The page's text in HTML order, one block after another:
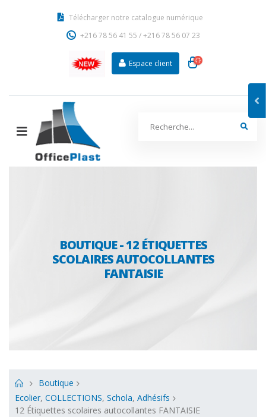
Télécharger notre catalogue numérique
+216 78 56 41 55 /+216 78 56 07 23
Espace client
BOUTIQUE - 12 ÉTIQUETTES
SCOLAIRES AUTOCOLLANTES
FANTAISIE
Boutique
Ecolier, COLLECTIONS, Schola, Adhésifs
12 Étiquettes scolaires autocollantes FANTAISIE